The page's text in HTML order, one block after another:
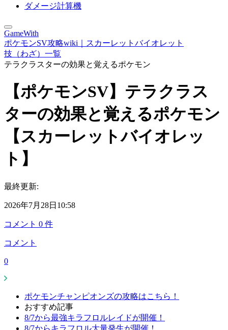
ダメージ計算機
GameWith
ポケモンSV攻略wiki｜スカーレットバイオレット
技（わざ）一覧
テラクラスターの効果と覚えるポケモン
【ポケモンSV】テラクラス
ターの効果と覚えるポケモン
【スカーレットバイオレッ
ト】
最終更新:
2026年7月28日10:58
コメント 0 件
コメント
0
ポケモンチャンピオンズの攻略はこちら！
おすすめ記事
8/7から最強キラフロルレイドが開催！
8/7からキラフロル大量発生が開催！